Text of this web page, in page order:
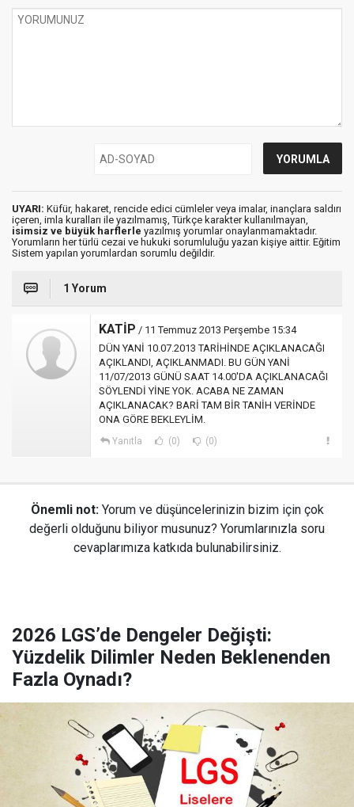
UYARI: Küfür, hakaret, rencide edici cümleler veya imalar, inançlara saldırı
içeren, imla kuralları ile yazılmamış, Türkçe karakter kullanılmayan,
isimsiz ve büyük harflerle yazılmış yorumlar onaylanmamaktadır.
Yorumların her türlü cezai ve hukuki sorumluluğu yazan kişiye aittir. Eğitim
Sistem yapılan yorumlardan sorumlu değildir.
1 Yorum
KATİP / 11 Temmuz 2013 Perşembe 15:34
DÜN YANİ 10.07.2013 TARİHİNDE AÇIKLANACAĞI
AÇIKLANDI, AÇIKLANMADI. BU GÜN YANİ
11/07/2013 GÜNÜ SAAT 14.00'DA AÇIKLANACAĞI
SÖYLENDİ YİNE YOK. ACABA NE ZAMAN
AÇIKLANACAK? BARİ TAM BİR TANİH VERİNDE
ONA GÖRE BEKLEYLİM.
Yanıtla (0) (0)
Önemli not: Yorum ve düşüncelerinizin bizim için çok
değerli olduğunu biliyor musunuz? Yorumlarınızla soru
cevaplarımıza katkıda bulunabilirsiniz.
2026 LGS’de Dengeler Değişti:
Yüzdelik Dilimler Neden Beklenenden
Fazla Oynadı?